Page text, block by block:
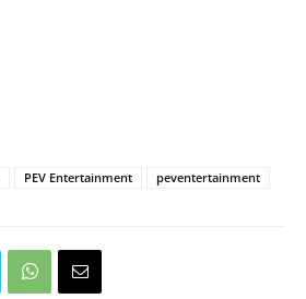
PEV Entertainment peventertainment